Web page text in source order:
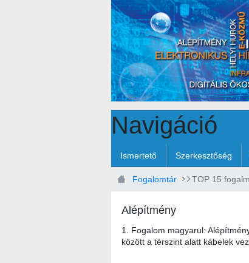
Navigáció
Ismertető Szerkesztőség
Fogalomtár TOP 15
Alépítmény
1. Fogalom magyarul:
között a térszint alatt kábelek